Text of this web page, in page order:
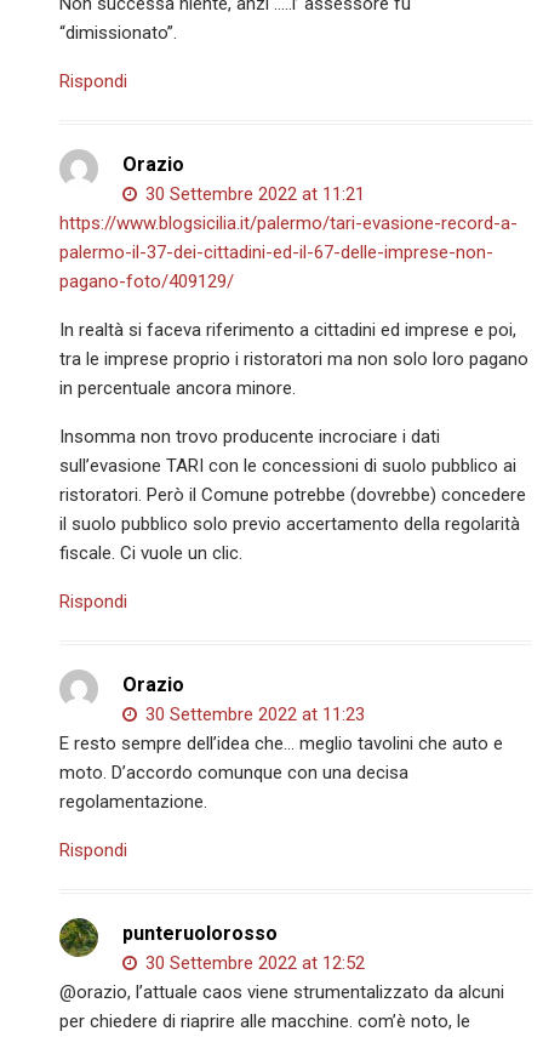
“dimissionato”.
Rispondi
Orazio
30 Settembre 2022 at 11:21
https://www.blogsicilia.it/palermo/tari-evasione-record-a-
palermo-il-37-dei-cittadini-ed-il-67-delle-imprese-non-
pagano-foto/409129/
In realtà si faceva riferimento a cittadini ed imprese e poi,
tra le imprese proprio i ristoratori ma non solo loro pagano
in percentuale ancora minore.
Insomma non trovo producente incrociare i dati
sull’evasione TARI con le concessioni di suolo pubblico ai
ristoratori. Però il Comune potrebbe (dovrebbe) concedere
il suolo pubblico solo previo accertamento della regolarità
fiscale. Ci vuole un clic.
Rispondi
Orazio
30 Settembre 2022 at 11:23
E resto sempre dell’idea che… meglio tavolini che auto e
moto. D’accordo comunque con una decisa
regolamentazione.
Rispondi
punteruolorosso
30 Settembre 2022 at 12:52
@orazio, l’attuale caos viene strumentalizzato da alcuni
per chiedere di riaprire alle macchine. com’è noto, le